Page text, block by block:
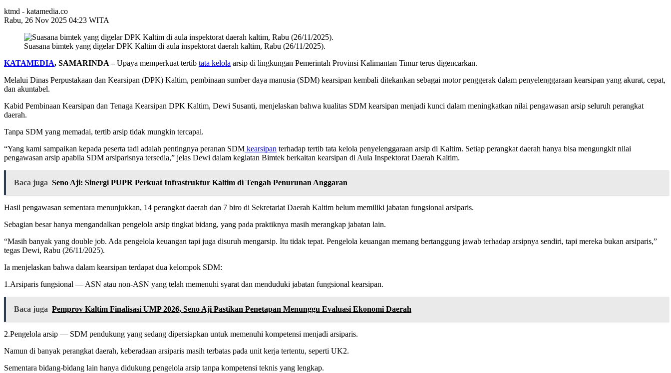
ktmd - katamedia.co
Rabu, 26 Nov 2025 04:23 WITA
Suasana bimtek yang digelar DPK Kaltim di aula inspektorat daerah kaltim, Rabu (26/11/2025).
KATAMEDIA, SAMARINDA –Upaya memperkuat tertib tata kelola arsip di lingkungan Pemerintah Provinsi Kalimantan Timur terus digencarkan.
Melalui Dinas Perpustakaan dan Kearsipan (DPK) Kaltim, pembinaan sumber daya manusia (SDM) kearsipan kembali ditekankan sebagai motor penggerak dalam penyelenggaraan kearsipan yang akurat, cepat,
dan akuntabel.
Kabid Pembinaan Kearsipan dan Tenaga Kearsipan DPK Kaltim, Dewi Susanti, menjelaskan bahwa kualitas SDM kearsipan menjadi kunci dalam meningkatkan nilai pengawasan arsip seluruh perangkat
daerah.
Tanpa SDM yang memadai, tertib arsip tidak mungkin tercapai.
“Yang kami sampaikan kepada peserta tadi adalah pentingnya peranan SDM kearsipan terhadap tertib tata kelola penyelenggaraan arsip di Kaltim. Setiap perangkat daerah hanya bisa mengungkit nilai
pengawasan arsip apabila SDM arsiparisnya tersedia,” jelas Dewi dalam kegiatan Bimtek berkaitan kearsipan di Aula Inspektorat Daerah Kaltim.
Baca juga Seno Aji: Sinergi PUPR Perkuat Infrastruktur Kaltim di Tengah Penurunan Anggaran
Hasil pengawasan sementara menunjukkan, 14 perangkat daerah dan 7 biro di Sekretariat Daerah Kaltim belum memiliki jabatan fungsional arsiparis.
Sebagian besar hanya mengandalkan pengelola arsip tingkat bidang, yang pada praktiknya masih merangkap jabatan lain.
“Masih banyak yang double job. Ada pengelola keuangan tapi juga disuruh mengarsip. Itu tidak tepat. Pengelola keuangan memang bertanggung jawab terhadap arsipnya sendiri, tapi mereka bukan arsiparis,”
tegas Dewi, Rabu (26/11/2025).
Ia menjelaskan bahwa dalam kearsipan terdapat dua kelompok SDM:
1.Arsiparis fungsional — ASN atau non-ASN yang telah memenuhi syarat dan menduduki jabatan fungsional kearsipan.
Baca juga Pemprov Kaltim Finalisasi UMP 2026, Seno Aji Pastikan Penetapan Menunggu Evaluasi Ekonomi Daerah
2.Pengelola arsip — SDM pendukung yang sedang dipersiapkan untuk memenuhi kompetensi menjadi arsiparis.
Namun di banyak perangkat daerah, keberadaan arsiparis masih terbatas pada unit kerja tertentu, seperti UK2.
Sementara bidang-bidang lain hanya didukung pengelola arsip tanpa kompetensi teknis yang lengkap.